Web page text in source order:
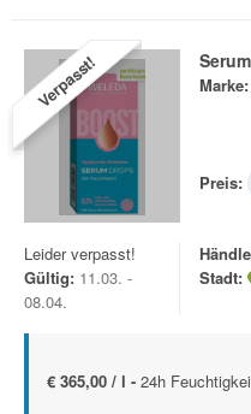
Verpasst! Marke:
Preis:
Leider verpasst!
Gültig: 11.03. -
08.04.
Stadt:
€ 365,00 / l - 24h